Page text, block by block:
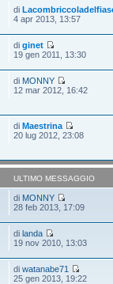
di
4 apr 2013, 13:57
diginet
19 gen 2011, 13:30
di MONNY
12 mar 2012, 16:42
diMaestrina
20 lug 2012, 23:08
ULTIMO MESSAGGIO
di MONNY
28 feb 2013, 17:09
dilanda
19 nov 2010, 13:03
diwatanabe71
25 gen 2013, 19:22